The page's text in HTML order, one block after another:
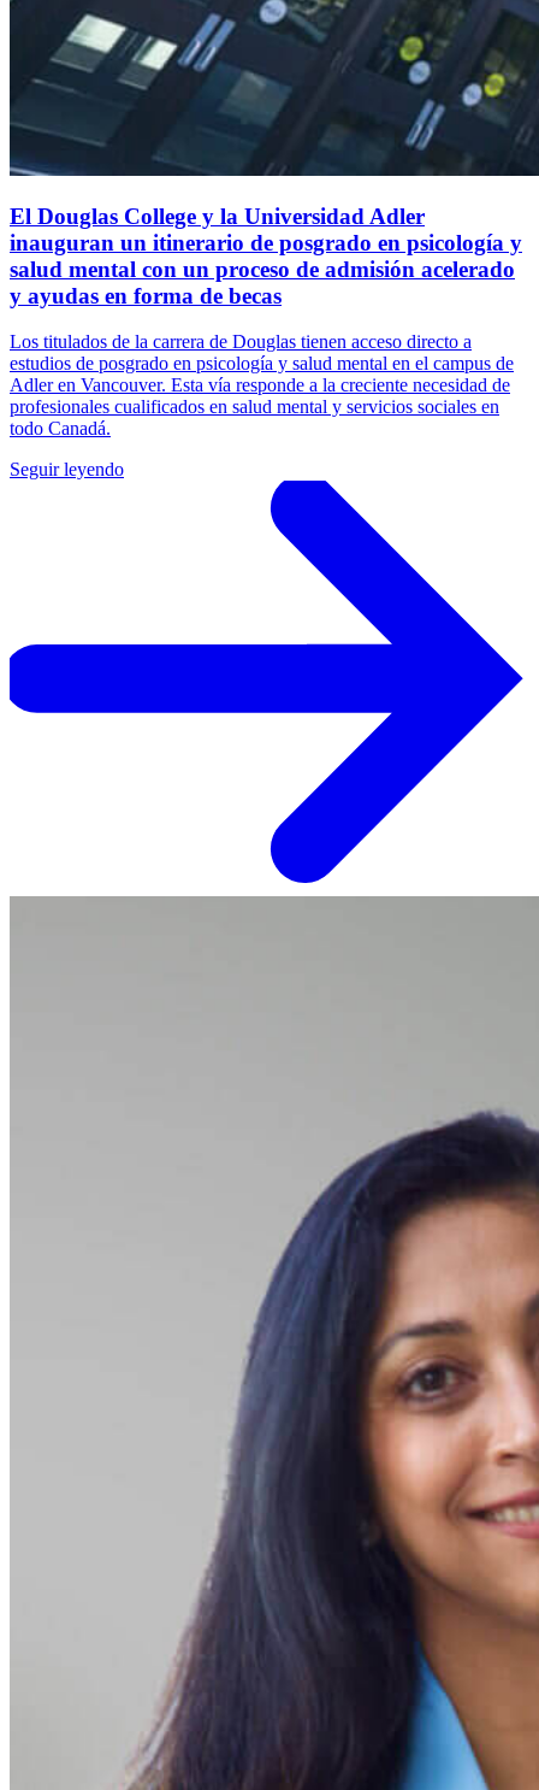
El Douglas College y la Universidad Adler
inauguran un itinerario de posgrado en psicología y
salud mental con un proceso de admisión acelerado
y ayudas en forma de becas
Los titulados de la carrera de Douglas tienen acceso directo a
estudios de posgrado en psicología y salud mental en el campus de
Adler en Vancouver. Esta vía responde a la creciente necesidad de
profesionales cualificados en salud mental y servicios sociales en
todo Canadá.
Seguir leyendo